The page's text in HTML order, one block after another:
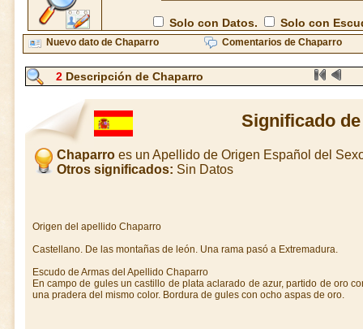
Solo con Datos. Solo con
Nuevo dato de Chaparro Comentarios de Chaparro
2 Descripción de Chaparro
Significado
Chaparroes un Apellido de Origen Español del
Otros significados: Sin Datos
Origen del apellido Chaparro
Castellano. De las montañas de león. Una rama pasó a Extremadura.
Escudo de Armas del Apellido Chaparro
En campo de gules un castillo de plata aclarado de azur, partido de oro
una pradera del mismo color. Bordura de gules con ocho aspas de oro.